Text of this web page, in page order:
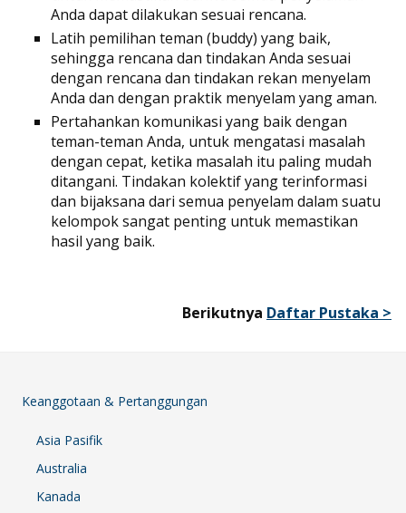
Anda dapat dilakukan sesuai rencana.
Latih pemilihan teman (buddy) yang baik,
sehingga rencana dan tindakan Anda sesuai
dengan rencana dan tindakan rekan menyelam
Anda dan dengan praktik menyelam yang aman.
Pertahankan komunikasi yang baik dengan
teman-teman Anda, untuk mengatasi masalah
dengan cepat, ketika masalah itu paling mudah
ditangani. Tindakan kolektif yang terinformasi
dan bijaksana dari semua penyelam dalam suatu
kelompok sangat penting untuk memastikan
hasil yang baik.
Berikutnya Daftar Pustaka >
Keanggotaan & Pertanggungan
Asia Pasifik
Australia
Kanada